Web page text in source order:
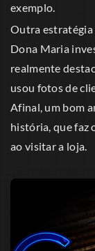
exemplo.
Outra estratégia
Dona Maria
realmente
usou fotos de
Afinal, um bom
história, que faz
ao visitar a loja.